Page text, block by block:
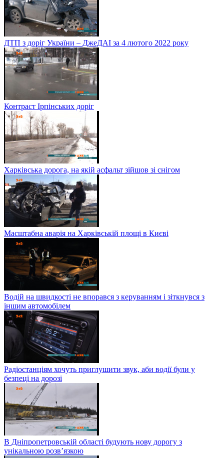
ДТП з доріг України – ДжеДАІ за 4 лютого 2022 року
Контраст Ірпінських доріг
Харківська дорога, на якій асфальт зійшов зі снігом
Масштабна аварія на Харківській площі в Києві
Водій на швидкості не впорався з керуванням і зіткнувся з
іншим автомобілем
Радіостанціям хочуть приглушити звук, аби водії були у
безпеці на дорозі
В Дніпропетровській області будують нову дорогу з
унікальною розв’язкою